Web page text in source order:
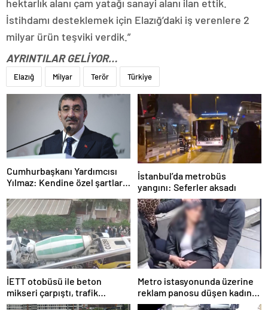
hektarlık alanı çam yatağı sanayi alanı ilan ettik.
İstihdamı desteklemek için Elazığ’daki iş verenlere 2
milyar ürün teşviki verdik.”
AYRINTILAR GELİYOR…
Elazığ Milyar Terör Türkiye
Cumhurbaşkanı Yardımcısı
Yılmaz: Kendine özel şartları
İstanbul’da metrobüs
yangını: Seferler aksadı
İETT otobüsü ile beton
mikseri çarpıştı, trafik
yoğunluğu oluştu
Metro istasyonunda üzerine
reklam panosu düşen kadın
yaralandı